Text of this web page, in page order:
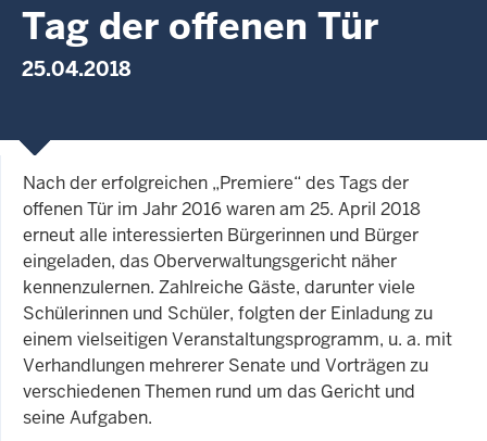
Tag der offenen Tür
25.04.2018
Nach der erfolgreichen „Premiere“ des Tags der
offenen Tür im Jahr 2016 waren am 25. April 2018
erneut alle interessierten Bürgerinnen und Bürger
eingeladen, das Oberverwaltungsgericht näher
kennenzulernen. Zahlreiche Gäste, darunter viele
Schülerinnen und Schüler, folgten der Einladung zu
einem vielseitigen Veranstaltungsprogramm, u. a. mit
Verhandlungen mehrerer Senate und Vorträgen zu
verschiedenen Themen rund um das Gericht und
seine Aufgaben.